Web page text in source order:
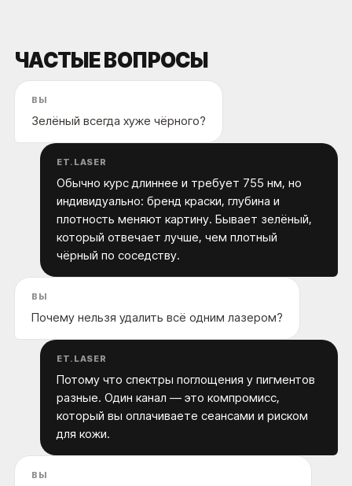
ЧАСТЫЕ ВОПРОСЫ
ВЫ
Зелёный всегда хуже чёрного?
ET.LASER
Обычно курс длиннее и требует 755 нм, но
индивидуально: бренд краски, глубина и
плотность меняют картину. Бывает зелёный,
который отвечает лучше, чем плотный
чёрный по соседству.
ВЫ
Почему нельзя удалить всё одним лазером?
ET.LASER
Потому что спектры поглощения у пигментов
разные. Один канал — это компромисс,
который вы оплачиваете сеансами и риском
для кожи.
ВЫ